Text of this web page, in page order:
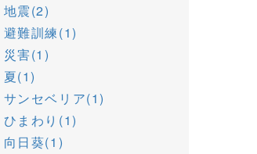
地震(2)
避難訓練(1)
災害(1)
夏(1)
サンセベリア(1)
ひまわり(1)
向日葵(1)